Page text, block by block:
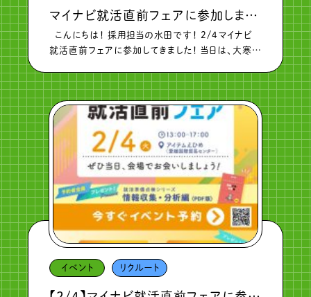
マイナビ就活直前フェアに参加しました！
こんにちは！ 採用担当の水田です！ 2/4マイナビ
就活直前フェアに参加してきました！ 当日は、大寒波
ースにもたくさんの方が訪問してくださいました。 合
同説明会を […]
イベント リクルート